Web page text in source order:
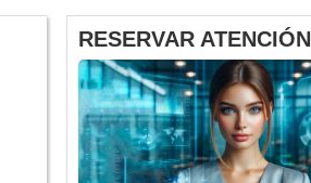
RESERVAR ATENCIÓN